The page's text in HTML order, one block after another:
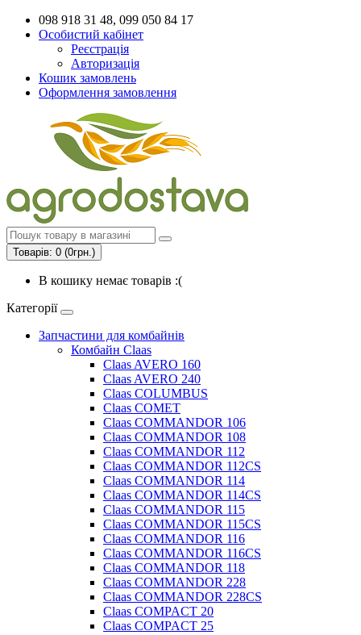
098 918 31 48, 099 050 84 17
Особистий кабінет
Реєстрація
Авторизація
Кошик замовлень
Оформлення замовлення
Товарів: 0 (0грн.)
В кошику немає товарів :(
Категорії
Запчастини для комбайнів
Комбайн Claas
Claas AVERO 160
Claas AVERO 240
Claas COLUMBUS
Claas COMET
Claas COMMANDOR 106
Claas COMMANDOR 108
Claas COMMANDOR 112
Claas COMMANDOR 112CS
Claas COMMANDOR 114
Claas COMMANDOR 114CS
Claas COMMANDOR 115
Claas COMMANDOR 115CS
Claas COMMANDOR 116
Claas COMMANDOR 116CS
Claas COMMANDOR 118
Claas COMMANDOR 228
Claas COMMANDOR 228CS
Claas COMPACT 20
Claas COMPACT 25